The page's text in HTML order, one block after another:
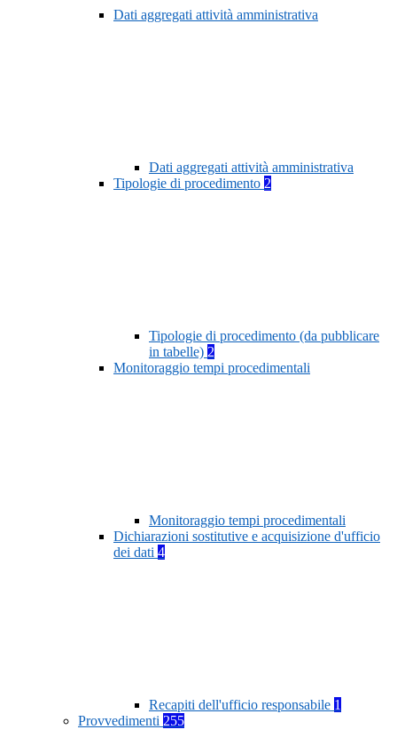
Dati aggregati attività amministrativa
Dati aggregati attività amministrativa
Tipologie di procedimento 2
Tipologie di procedimento (da pubblicare
in tabelle) 2
Monitoraggio tempi procedimentali
Monitoraggio tempi procedimentali
Dichiarazioni sostitutive e acquisizione d'ufficio
dei dati 4
Recapiti dell'ufficio responsabile 1
Provvedimenti 255